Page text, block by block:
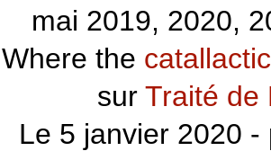
mai 2019, 2020,
Where the
sur Traité de
Le 5 janvier 2020